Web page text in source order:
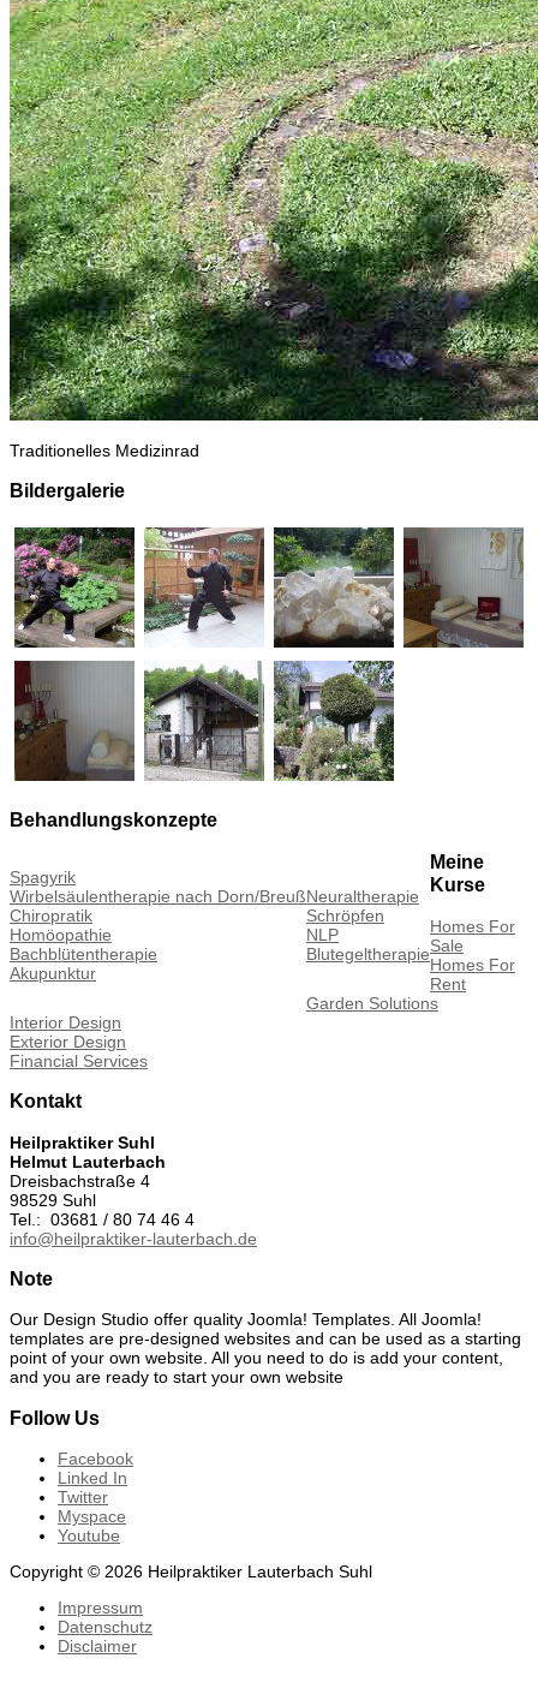
Traditionelles Medizinrad
Bildergalerie
Behandlungskonzepte
Spagyrik
Wirbelsäulentherapie nach Dorn/Breuß
Chiropratik
Homöopathie
Bachblütentherapie
Akupunktur
Neuraltherapie
Schröpfen
NLP
Blutegeltherapie
Meine
Kurse
Homes For
Sale
Homes For
Rent
Garden Solutions
Interior Design
Exterior Design
Financial Services
Kontakt
Heilpraktiker Suhl
Helmut Lauterbach
Dreisbachstraße 4
98529 Suhl
Tel.: 03681 / 80 74 46 4
info@heilpraktiker-lauterbach.de
Note
Our Design Studio offer quality Joomla! Templates. All Joomla!
templates are pre-designed websites and can be used as a starting
point of your own website. All you need to do is add your content,
and you are ready to start your own website
Follow Us
Facebook
Linked In
Twitter
Myspace
Youtube
Copyright © 2026 Heilpraktiker Lauterbach Suhl
Impressum
Datenschutz
Disclaimer